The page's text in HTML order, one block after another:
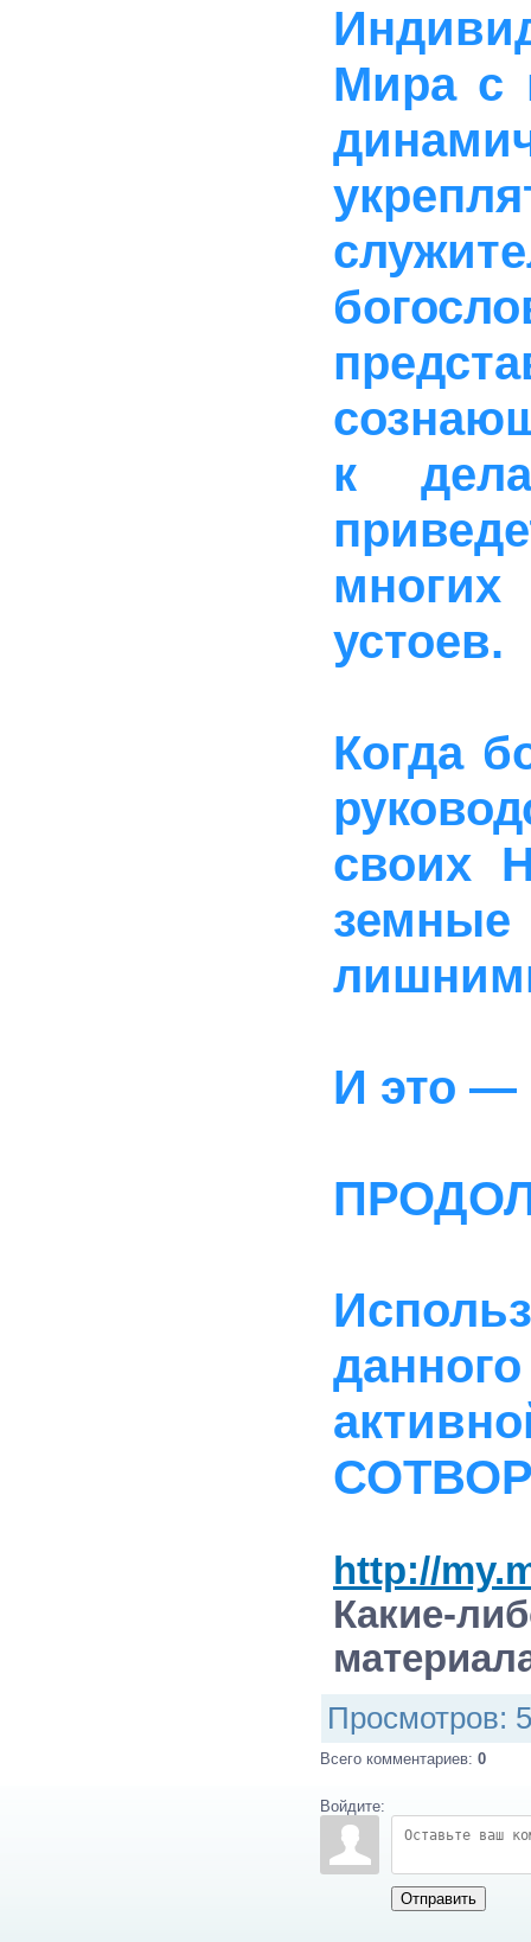
Мира с
к
устоев.
Когда
своих
И это —
http://
Какие-
Просмотров:
Всего комментариев: 0
Войдите:
Отправить